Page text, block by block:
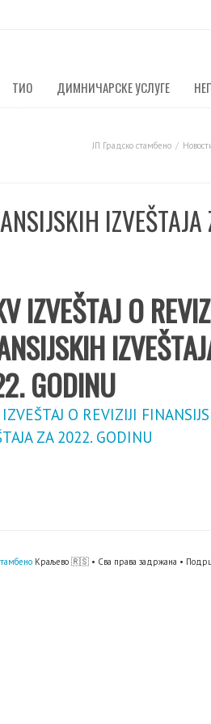
ТИО ДИМНИЧАРСКЕ УСЛУГЕ
ЈП Градско стамбено
IZVEŠTAJA
IZVEŠTAJ O
GODINU
IZVEŠTAJ O REVIZIJI
ZA 2022. GODINU
Краљево 🇷🇸 • Сва права задржана •